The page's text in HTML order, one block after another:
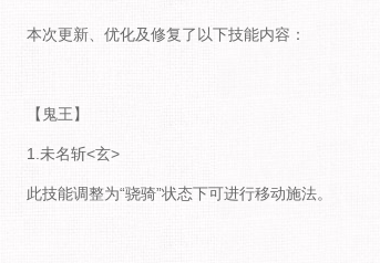
本次更新、优化及修复了以下技能内容：
【鬼王】
1.未名斩<玄>
此技能调整为“骁骑”状态下可进行移动施法。